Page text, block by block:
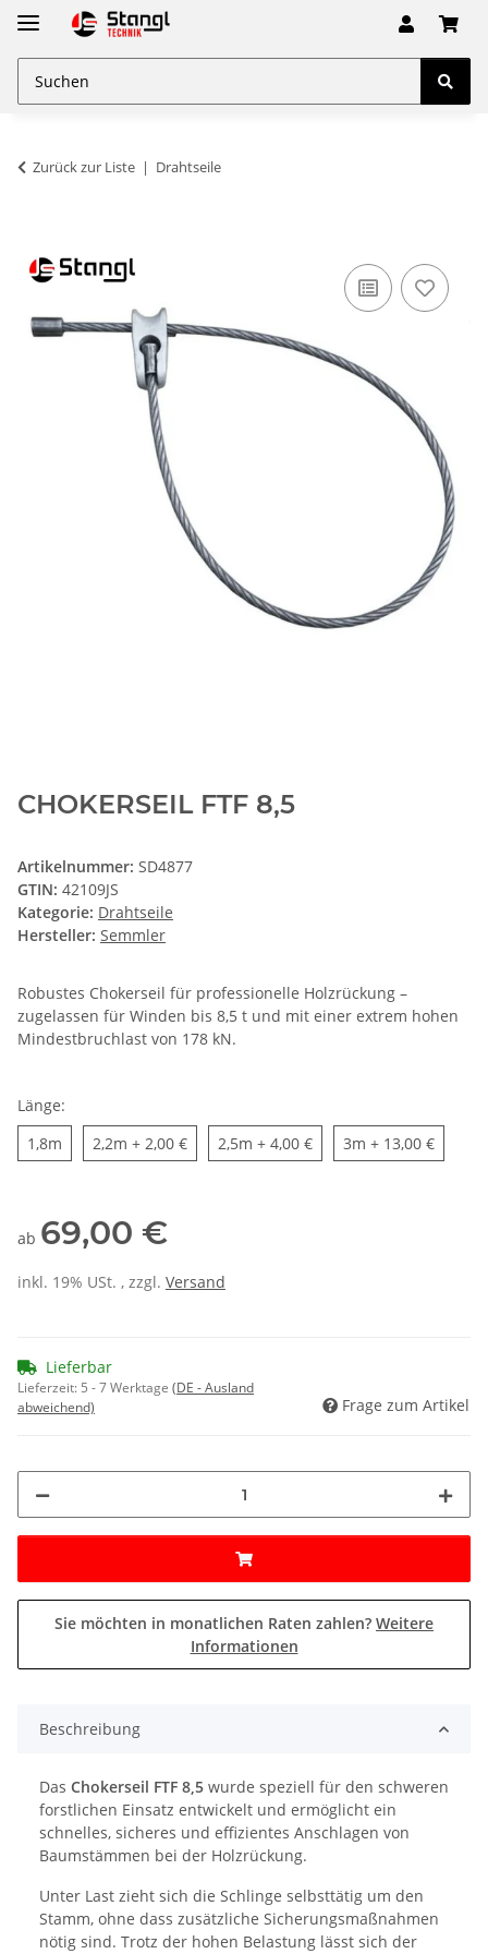
Zurück zur Liste Drahtseile
CHOKERSEIL FTF 8,5
Artikelnummer: SD4877
GTIN: 42109JS
Kategorie: Drahtseile
Hersteller: Semmler
Robustes Chokerseil für professionelle Holzrückung –
zugelassen für Winden bis 8,5 t und mit einer extrem hohen
Mindestbruchlast von 178 kN.
Länge:
1,8m 1,8m2,2m 2,2m
+ 2,00 € 2,5m 2,5m
+ 4,00 € 3m 3m
+ 13,00 €
ab 69,00 €
inkl. 19% USt. , zzgl. Versand
Lieferbar
Lieferzeit: 5 - 7 Werktage (DE - Ausland
abweichend)
Frage zum Artikel
Sie möchten in monatlichen Raten zahlen? Weitere
Informationen
Beschreibung
Das Chokerseil FTF 8,5 wurde speziell für den schweren
forstlichen Einsatz entwickelt und ermöglicht ein
schnelles, sicheres und effizientes Anschlagen von
Baumstämmen bei der Holzrückung.
Unter Last zieht sich die Schlinge selbsttätig um den
Stamm, ohne dass zusätzliche Sicherungsmaßnahmen
nötig sind. Trotz der hohen Belastung lässt sich der